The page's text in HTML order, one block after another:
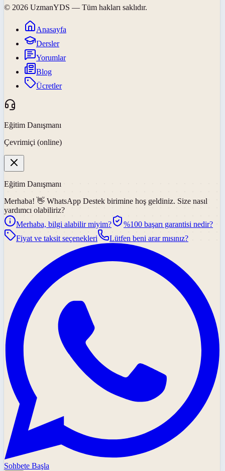
© 2026 UzmanYDS — Tüm hakları saklıdır.
Anasayfa
Dersler
Yorumlar
Blog
Ücretler
Eğitim Danışmanı
Çevrimiçi (online)
Eğitim Danışmanı
Merhaba! 👋 WhatsApp Destek birimine hoş geldiniz. Size nasıl
yardımcı olabiliriz?
Merhaba, bilgi alabilir miyim?
%100 başarı garantisi nedir?
Fiyat ve taksit seçenekleri
Lütfen beni arar mısınız?
Sohbete Başla